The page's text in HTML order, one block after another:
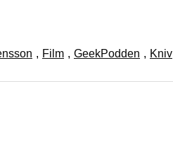
, Film , GeekPodden , Kniv